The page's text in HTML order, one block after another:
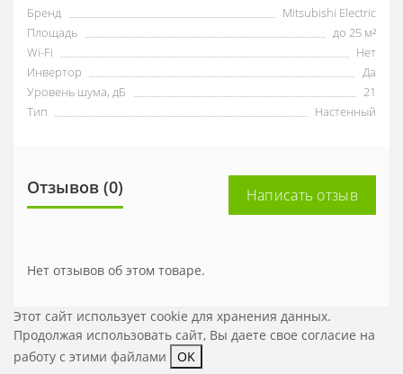
Бренд
Mitsubishi Electric
Площадь
до 25 м²
Wi-Fi
Нет
Инвертор
Да
Уровень шума, дБ
21
Тип
Настенный
Отзывов (0) Написать отзыв
Нет отзывов об этом товаре.
Этот сайт использует cookie для хранения данных.
Продолжая использовать сайт, Вы даете свое согласие на
работу с этими файлами
OK